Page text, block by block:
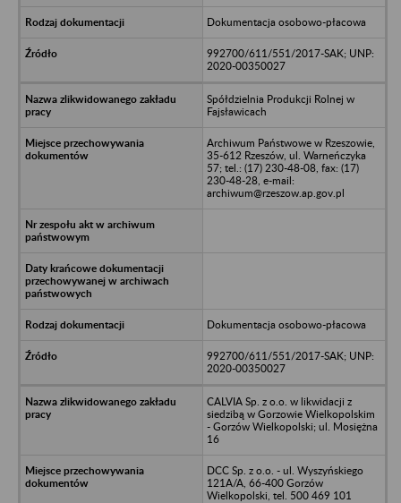
Dokumentacja osobowo-płacowa
992700/611/551/2017-SAK; UNP:
2020-00350027
Spółdzielnia Produkcji Rolnej w
Fajsławicach
Archiwum Państwowe w Rzeszowie,
35-612 Rzeszów, ul. Warneńczyka
57; tel.: (17) 230-48-08, fax: (17)
230-48-28, e-mail:
archiwum@rzeszow.ap.gov.pl
Dokumentacja osobowo-płacowa
992700/611/551/2017-SAK; UNP:
2020-00350027
CALVIA Sp. z o.o. w likwidacji z
siedzibą w Gorzowie Wielkopolskim
- Gorzów Wielkopolski; ul. Mosiężna
16
DCC Sp. z o.o. - ul. Wyszyńskiego
121A/A, 66-400 Gorzów
Wielkopolski, tel. 500 469 101